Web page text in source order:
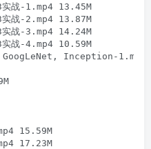
实战-1.mp4 13.45M
实战-2.mp4 13.87M
实战-3.mp4 14.24M
实战-4.mp4 10.59M
GoogLeNet, Inception-1.mp4
15.59M
17.23M